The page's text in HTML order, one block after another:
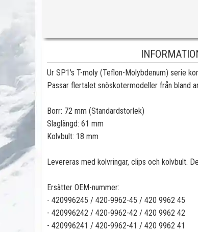
Ur SP1's T-moly (Teflon-Molybdenum) serie
Passar flertalet snöskotermodeller från bland
Borr: 72 mm (Standardstorlek)
Slaglängd: 61 mm
Kolvbult: 18 mm
Levereras med kolvringar, clips och kolvbult.
Ersätter OEM-nummer:
- 420996245 / 420-9962-45 / 420 9962 45
- 420996242 / 420-9962-42 / 420 9962 42
- 420996241 / 420-9962-41 / 420 9962 41